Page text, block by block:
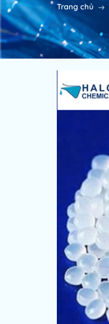
Trang chủ